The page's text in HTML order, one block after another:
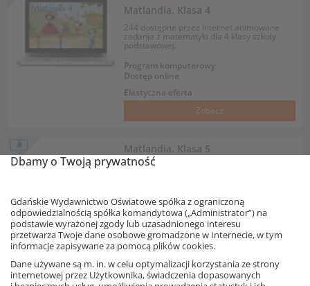
Matlandia. Klasa 4
244 dostępne przez internet animowane
zadania z matematyki dla 4 klasy szkoły
podstawowej.
Program komputerowy
Dostęp online
Elastyczna oferta
Zobacz
Matlandia. Klasa 5
200 dostępnych przez internet
Program komputerowy
Dostęp online
Elastyczna oferta
Zobacz
Dbamy o Twoją prywatność
Gdańskie Wydawnictwo Oświatowe spółka z ograniczoną
odpowiedzialnością spółka komandytowa („Administrator”) na
podstawie wyrażonej zgody lub uzasadnionego interesu
przetwarza Twoje dane osobowe gromadzone w Internecie, w tym
informacje zapisywane za pomocą plików cookies.
Dane używane są m. in. w celu optymalizacji korzystania ze strony
internetowej przez Użytkownika, świadczenia dopasowanych